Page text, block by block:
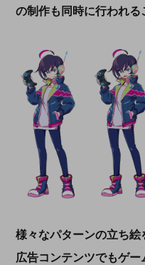
の制作も同時に行われる
様々なパターンの立ち
広告コンテンツでもゲ